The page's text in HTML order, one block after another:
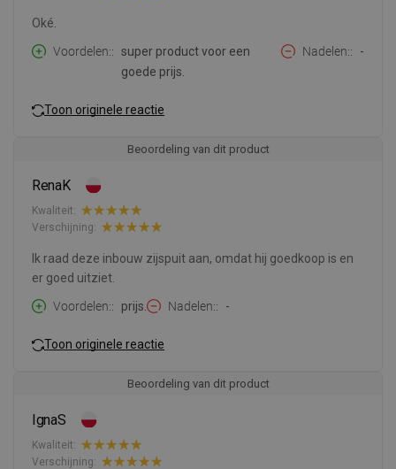
Oké.
Voordelen:
super product voor een
goede prijs.
Nadelen: -
Toon originele reactie
Beoordeling van dit product
RenaK
Kwaliteit:
Verschijning:
Ik raad deze inbouw zijspuit aan, omdat hij goedkoop is en
er goed uitziet.
Voordelen:
prijs. Nadelen: -
Toon originele reactie
Beoordeling van dit product
IgnaS
Kwaliteit:
Verschijning: